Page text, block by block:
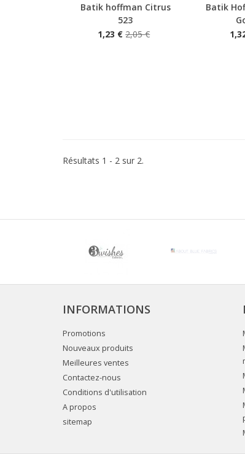
Aperçu rapide
Batik hoffman Citrus
523
1,23 € 2,05 €
Aperçu
Batik
Résultats 1 - 2 sur 2.
INFORMATIONS
Promotions
Nouveaux produits
Meilleures ventes
Contactez-nous
Conditions d'utilisation
A propos
sitemap